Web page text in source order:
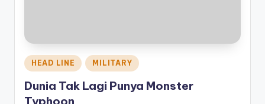
Posted
in
HEAD LINE MILITARY
Dunia Tak Lagi Punya Monster
Typhoon